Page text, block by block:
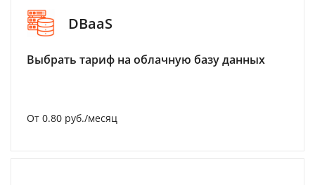
DBaaS
Выбрать тариф на облачную базу данных
От 0.80 руб./месяц